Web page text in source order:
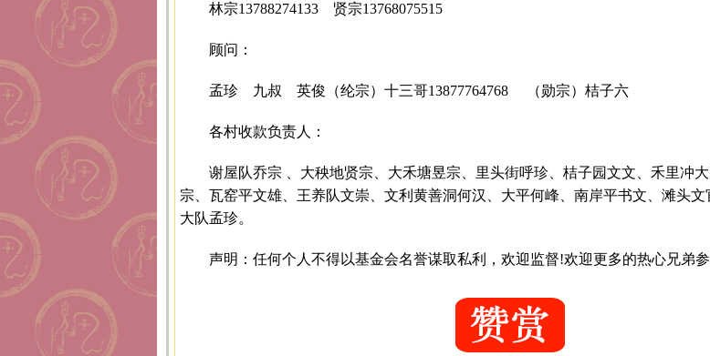
林宗13788274133 贤宗13768075515
顾问：
孟珍 九叔 英俊（纶宗）十三哥13877764768 （勋宗）桔子六
各村收款负责人：
谢屋队乔宗 、大秧地贤宗、大禾塘昱宗、里头街呼珍、桔子园文文、禾里冲
宗、瓦窑平文雄、王养队文崇、文利黄善洞何汉、大平何峰、南岸平书文、滩头文
大队孟珍。
声明：任何个人不得以基金会名誉谋取私利，欢迎监督!欢迎更多的热心兄弟参